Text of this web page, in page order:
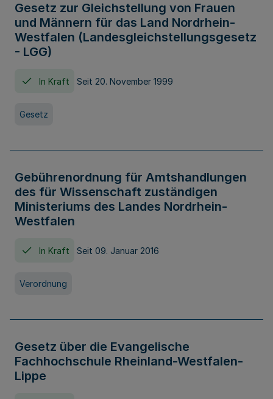
Gesetz zur Gleichstellung von Frauen
und Männern für das Land Nordrhein-
Westfalen (Landesgleichstellungsgesetz
- LGG)
In Kraft Seit 20. November 1999
Gesetz
Gebührenordnung für Amtshandlungen
des für Wissenschaft zuständigen
Ministeriums des Landes Nordrhein-
Westfalen
In Kraft Seit 09. Januar 2016
Verordnung
Gesetz über die Evangelische
Fachhochschule Rheinland-Westfalen-
Lippe